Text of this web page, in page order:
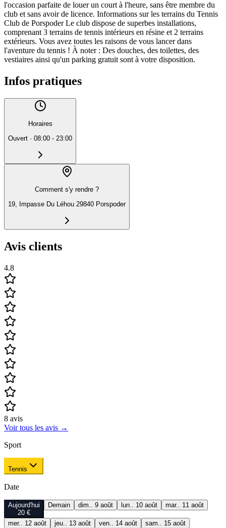
l'occasion parfaite de louer un court à l'heure, sans être membre du
club et sans avoir de licence. Informations sur les terrains du Tennis
Club de Porspoder Le club dispose de superbes installations,
comprenant 3 terrains de tennis intérieurs en résine et 2 terrains
extérieurs. Vous avez toutes les raisons de vous lancer dans
l'aventure du tennis ! À noter : Des douches, des toilettes, des
vestiaires ainsi qu'un parking gratuit sont à votre disposition.
Infos pratiques
Horaires
Ouvert · 08:00 - 23:00
Comment s'y rendre ?
19, Impasse Du Léhou 29840 Porspoder
Avis clients
4.8
8 avis
Voir tous les avis →
Sport
Tennis
Date
Aujourd'hui
20 €
Demain dim.. 9 août lun.. 10 août mar.. 11 août
mer.. 12 août jeu.. 13 août ven.. 14 août
sam.. 15 août